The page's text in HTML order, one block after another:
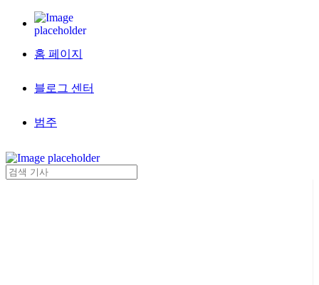
홈 페이지
블로그 센터
범주